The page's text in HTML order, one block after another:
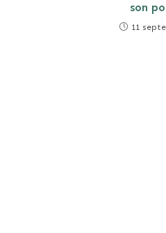
son
11